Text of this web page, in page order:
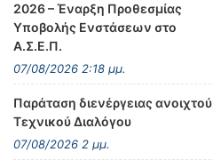
2026 – Έναρξη Προθεσμίας
Υποβολής Ενστάσεων στο
Α.Σ.Ε.Π.
07/08/2026 2:18 μμ.
Παράταση διενέργειας ανοιχτού
Τεχνικού Διαλόγου
07/08/2026 2 μμ.